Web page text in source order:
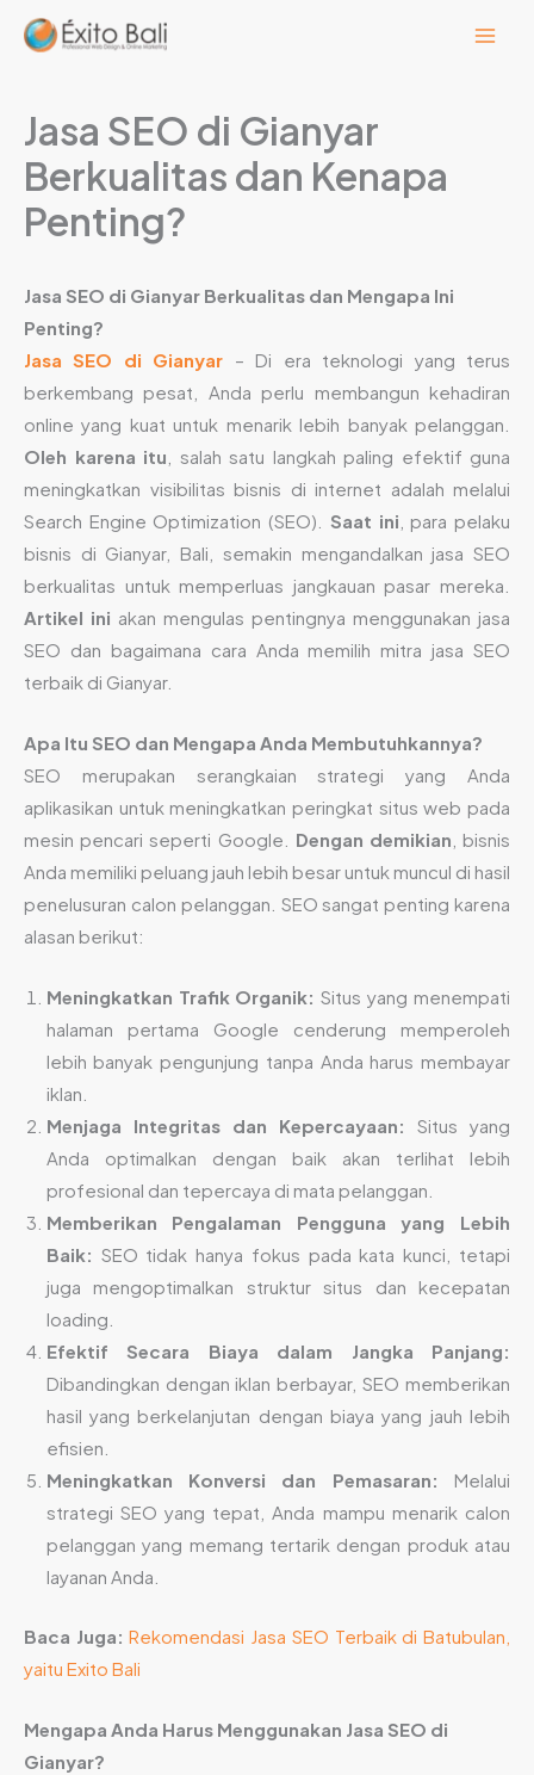
Lewati
Jasa SEO di Gianyar
Berkualitas dan Kenapa
Penting?
Jasa SEO di Gianyar Berkualitas dan Mengapa Ini
Penting?
Jasa SEO di Gianyar – Di era teknologi yang terus
berkembang pesat, Anda perlu membangun kehadiran
online yang kuat untuk menarik lebih banyak pelanggan.
Oleh karena itu , salah satu langkah paling efektif guna
meningkatkan visibilitas bisnis di internet adalah melalui
Search Engine Optimization (SEO). Saat ini , para pelaku
bisnis di Gianyar, Bali, semakin mengandalkan jasa SEO
berkualitas untuk memperluas jangkauan pasar mereka.
Artikel ini akan mengulas pentingnya menggunakan jasa
SEO dan bagaimana cara Anda memilih mitra jasa SEO
terbaik di Gianyar.
Apa Itu SEO dan Mengapa Anda Membutuhkannya?
SEO merupakan serangkaian strategi yang Anda
aplikasikan untuk meningkatkan peringkat situs web pada
mesin pencari seperti Google. Dengan demikian , bisnis
Anda memiliki peluang jauh lebih besar untuk muncul di hasil
penelusuran calon pelanggan. SEO sangat penting karena
alasan berikut:
Meningkatkan Trafik Organik: Situs yang menempati
halaman pertama Google cenderung memperoleh
lebih banyak pengunjung tanpa Anda harus membayar
iklan.
Menjaga Integritas dan Kepercayaan:
Situs yang
Anda optimalkan dengan baik akan terlihat lebih
profesional dan tepercaya di mata pelanggan.
Memberikan Pengalaman Pengguna yang Lebih
Baik: SEO tidak hanya fokus pada kata kunci, tetapi
juga mengoptimalkan struktur situs dan kecepatan
loading.
Efektif Secara Biaya dalam Jangka Panjang:
Dibandingkan dengan iklan berbayar, SEO memberikan
hasil yang berkelanjutan dengan biaya yang jauh lebih
efisien.
Meningkatkan Konversi dan Pemasaran: Melalui
strategi SEO yang tepat, Anda mampu menarik calon
pelanggan yang memang tertarik dengan produk atau
layanan Anda.
Baca Juga: Rekomendasi Jasa SEO Terbaik di Batubulan,
yaitu Exito Bali
Mengapa Anda Harus Menggunakan Jasa SEO di
Gianyar?